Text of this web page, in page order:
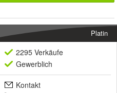
Platin
2295 Verkäufe
Gewerblich
Kontakt